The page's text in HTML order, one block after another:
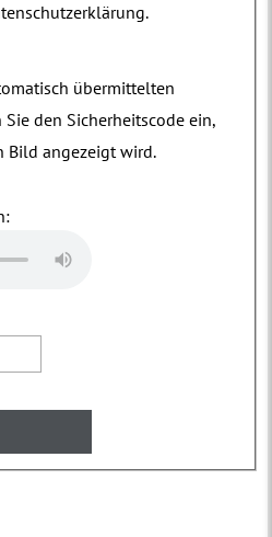
übermittelten
den Sicherheitscode ein,
Bild angezeigt wird.